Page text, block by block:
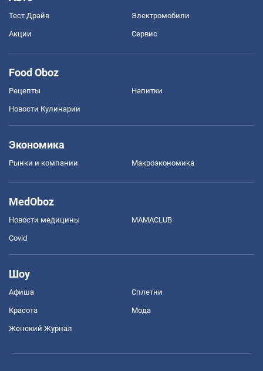
Тест Драйв Электромобили
Акции Сервис
Food Oboz
Рецепты Напитки
Новости Кулинарии
Экономика
Рынки и компании Mакроэкономика
MedOboz
Новости медицины MAMACLUB
Covid
Шоу
Афиша Сплетни
Красота Мода
Женский Журнал